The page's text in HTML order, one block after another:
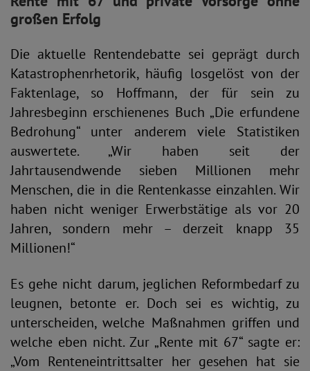
großen Erfolg
Die aktuelle Rentendebatte sei geprägt durch
Katastrophenrhetorik, häufig losgelöst von der
Faktenlage, so Hoffmann, der für sein zu
Jahresbeginn erschienenes Buch „Die erfundene
Bedrohung“ unter anderem viele Statistiken
auswertete. „Wir haben seit der
Jahrtausendwende sieben Millionen mehr
Menschen, die in die Rentenkasse einzahlen. Wir
haben nicht weniger Erwerbstätige als vor 20
Jahren, sondern mehr – derzeit knapp 35
Millionen!“
Es gehe nicht darum, jeglichen Reformbedarf zu
leugnen, betonte er. Doch sei es wichtig, zu
unterscheiden, welche Maßnahmen griffen und
welche eben nicht. Zur „Rente mit 67“ sagte er:
„Vom Renteneintrittsalter her gesehen hat sie